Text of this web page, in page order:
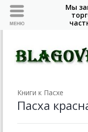
Книги к Пасхе
Пасха